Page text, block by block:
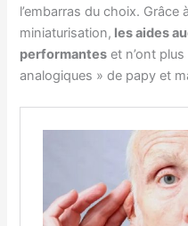
l’embarras du choix. Grâce
miniaturisation, les aides
performantes et n’ont
analogiques » de papy et